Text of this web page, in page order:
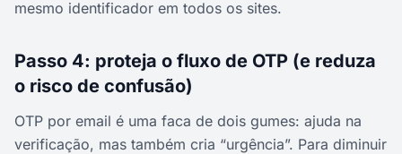
mesmo identificador em todos os sites.
Passo 4: proteja o fluxo de OTP (e reduza
o risco de confusão)
OTP por email é uma faca de dois gumes: ajuda na
verificação, mas também cria “urgência”. Para diminuir